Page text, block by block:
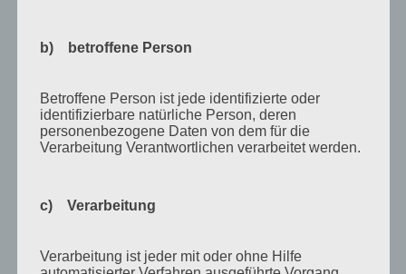
November 2015
August 2015
Juli 2015
April 2015
Juli 2014
b) betroffene Person
Betroffene Person ist jede identifizierte oder
identifizierbare natürliche Person, deren
personenbezogene Daten von dem für die
Verarbeitung Verantwortlichen verarbeitet werden.
c) Verarbeitung
Verarbeitung ist jeder mit oder ohne Hilfe